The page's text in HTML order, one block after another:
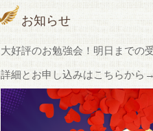
お知らせ
大好評のお勉強会！明日までの
詳細とお申し込みはこちらから→